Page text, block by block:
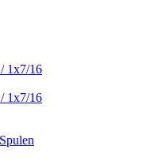
1x7/16
1x7/16